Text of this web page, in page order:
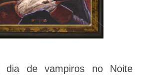
dia de vampiros no Noite